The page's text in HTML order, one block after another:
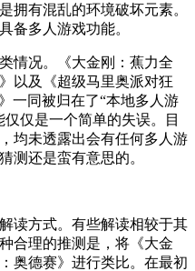
拥有混乱的环境破坏元素。
备多人游戏功能。
情况。《大金刚：蕉力全
以及《超级马里奥派对狂
一同被归在了“本地多人游
仅是一个简单的失误。目
均未透露出会有任何多人游
测还是蛮有意思的。
读方式。有些解读相较于其
合理的推测是，将《大金
奥德赛》进行类比。在最初